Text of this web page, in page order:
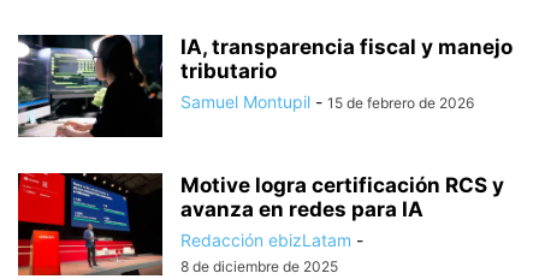
IA, transparencia fiscal y manejo
tributario
Samuel Montupil - 15 de febrero de 2026
Motive logra certificación RCS y
avanza en redes para IA
Redacción ebizLatam -
8 de diciembre de 2025